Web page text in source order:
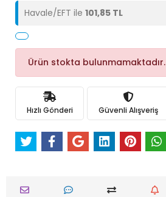
Havale/EFT ile 101,85 TL
Ürün stokta bulunmamaktadır.
Hızlı Gönderi Güvenli Alışveriş